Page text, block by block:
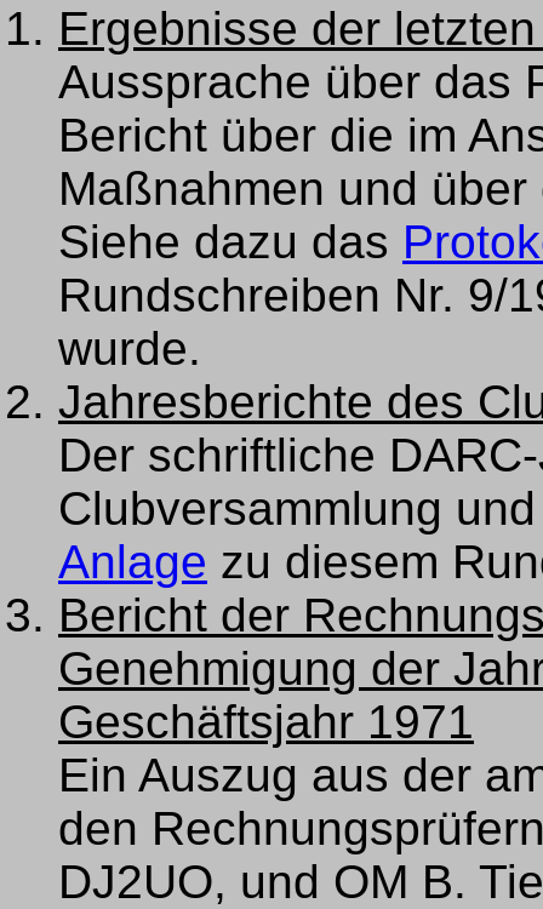
Ergebnisse der
Aussprache über das
Bericht über die im
Maßnahmen und
Siehe dazu das
Rundschreiben Nr. 9/
wurde.
Jahresberichte des
Der schriftliche
Clubversammlung
Anlage zu diesem
Bericht der
Genehmigung der
Geschäftsjahr 1971
Ein Auszug aus der
den
DJ2UO, und OM B.